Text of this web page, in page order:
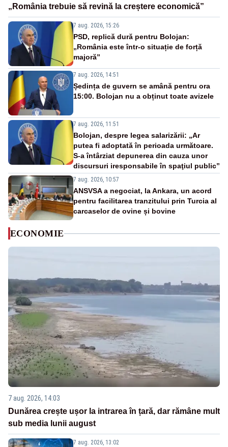
„România trebuie să revină la creștere economică”
7 aug. 2026, 15:26
PSD, replică dură pentru Bolojan:
„România este într-o situație de forță
majoră”
7 aug. 2026, 14:51
Ședința de guvern se amână pentru ora
15:00. Bolojan nu a obținut toate avizele
7 aug. 2026, 11:51
Bolojan, despre legea salarizării: „Ar
putea fi adoptată în perioada următoare.
S-a întârziat depunerea din cauza unor
discursuri iresponsabile în spaţiul public”
7 aug. 2026, 10:57
ANSVSA a negociat, la Ankara, un acord
pentru facilitarea tranzitului prin Turcia al
carcaselor de ovine și bovine
ECONOMIE
7 aug. 2026, 14:03
Dunărea crește ușor la intrarea în țară, dar rămâne mult
sub media lunii august
7 aug. 2026, 13:02